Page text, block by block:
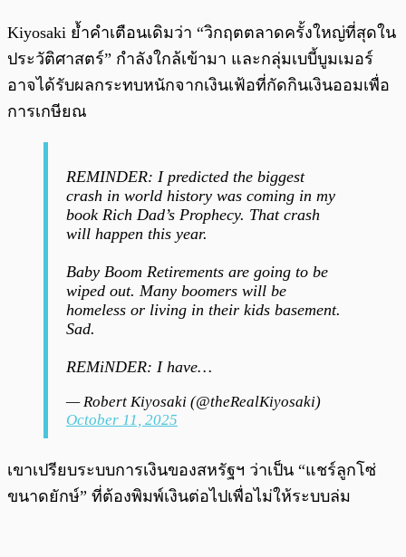
Kiyosaki ย้ำคำเตือนเดิมว่า “วิกฤตตลาดครั้งใหญ่ที่สุดใน
ประวัติศาสตร์” กำลังใกล้เข้ามา และกลุ่มเบบี้บูมเมอร์
อาจได้รับผลกระทบหนักจากเงินเฟ้อที่กัดกินเงินออมเพื่อ
การเกษียณ
REMINDER: I predicted the biggest
crash in world history was coming in my
book Rich Dad’s Prophecy. That crash
will happen this year.
Baby Boom Retirements are going to be
wiped out. Many boomers will be
homeless or living in their kids basement.
Sad.
REMiNDER: I have…
— Robert Kiyosaki (@theRealKiyosaki)
October 11, 2025
เขาเปรียบระบบการเงินของสหรัฐฯ ว่าเป็น “แชร์ลูกโซ่
ขนาดยักษ์” ที่ต้องพิมพ์เงินต่อไปเพื่อไม่ให้ระบบล่ม